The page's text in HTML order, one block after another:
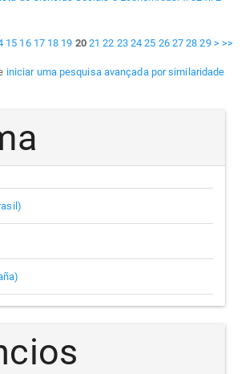
15 16 17 18 19 20 21 22 23 24 25 26 27 28 29 > >>
iniciar uma pesquisa avançada por similaridade